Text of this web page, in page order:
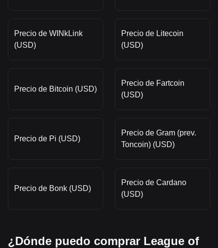
Precio de WINkLink
(USD)
Precio de Litecoin
(USD)
Precio de Bitcoin (USD)
Precio de Fartcoin
(USD)
Precio de Pi (USD)
Precio de Gram (prev.
Toncoin) (USD)
Precio de Bonk (USD)
Precio de Cardano
(USD)
¿Dónde puedo comprar League of